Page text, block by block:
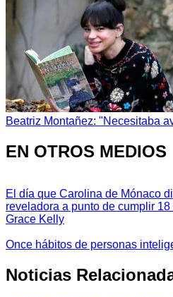
Beatriz Montañez: "Necesitaba
EN OTROS MEDIOS
El día que Carolina de Mónaco
reveladora a punto de cumplir
Grace Kelly
Once hábitos de personas
Noticias